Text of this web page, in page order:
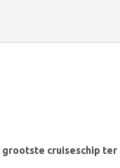
grootste cruiseschip ter